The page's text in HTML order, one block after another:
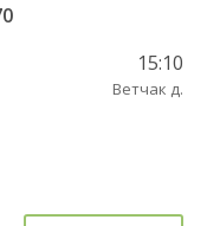
15:10
Ветчак д.